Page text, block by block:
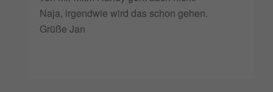
Naja, irgendwie wird das schon gehen.
Grüße Jan